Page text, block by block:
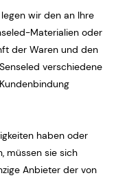
wir den an Ihre
Materialien oder
der Waren und den
verschiedene
haben oder
müssen sie sich
Anbieter der von